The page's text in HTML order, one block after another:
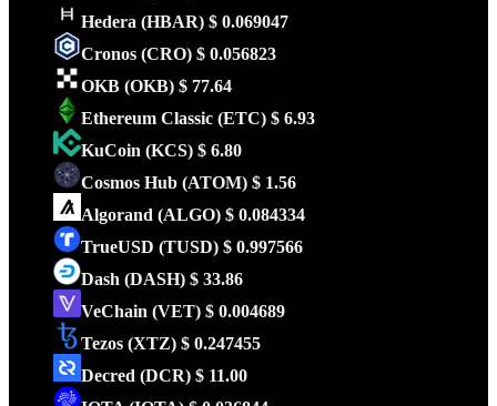
Hedera (HBAR) $ 0.069047
Cronos (CRO) $ 0.056823
OKB (OKB) $ 77.64
Ethereum Classic (ETC) $ 6.93
KuCoin (KCS) $ 6.80
Cosmos Hub (ATOM) $ 1.56
Algorand (ALGO) $ 0.084334
TrueUSD (TUSD) $ 0.997566
Dash (DASH) $ 33.86
VeChain (VET) $ 0.004689
Tezos (XTZ) $ 0.247455
Decred (DCR) $ 11.00